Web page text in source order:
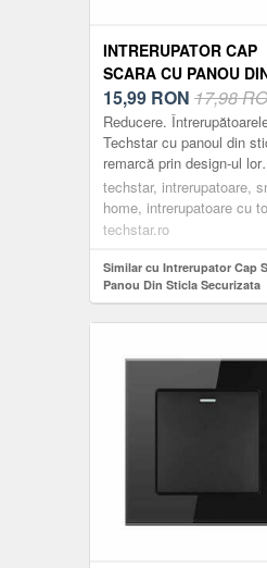
INTRERUPATOR CAP
SCARA CU PANOU
STICLA SECURIZATA
TECHSTAR® TGS 01,
16A, 86 X 86 MM,
MODUL
15,99 RON 17,98
Reducere.
Techstar cu panoul din
remarcă prin design-ul lor
compact, elegant și
Acestea sunt practice,
din m...
techstar, intrerupatoare,
home, intrerupatoare cu
techstar.ro
Similar cu Intrerupator Cap
Panou Din Sticla Securizata
Techstar® TGS 01, 220V,
Mm, Gri, cu 1 Modul